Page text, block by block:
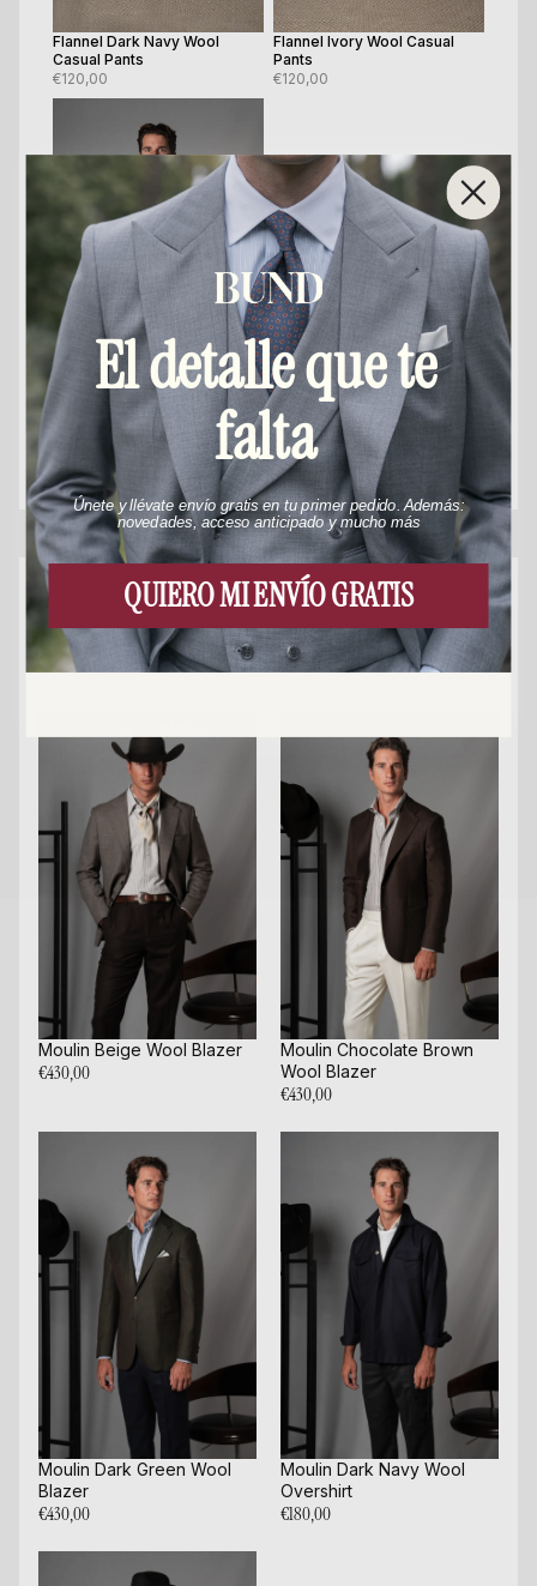
Flannel Dark Navy Wool
Casual Pants
€120,00
Flannel Ivory Wool Casual
Pants
€120,00
Oxford White Cotton Casual
Productos relacionados
Moulin Beige Wool Blazer
€430,00
Moulin Chocolate Brown
Wool Blazer
€430,00
Moulin Dark Green Wool
Blazer
€430,00
Moulin Dark Navy Wool
Overshirt
€180,00
El detalle que te
falta
Únete y llévate envío gratis en tu primer pedido. Además:
novedades, acceso anticipado y mucho más
QUIERO MI ENVÍO GRATIS